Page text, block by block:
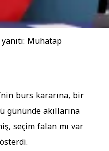
Muhatap
burs kararına, bir
gününde akıllarına
seçim falan mı var